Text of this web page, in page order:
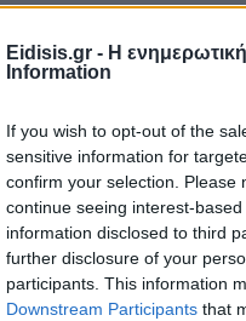
Eidisis.gr - Η
Information
If you wish to opt-out of the
sensitive information for
confirm your selection. Please
continue seeing interest-
information disclosed to third
further disclosure of your
participants. This information
Downstream Participants that